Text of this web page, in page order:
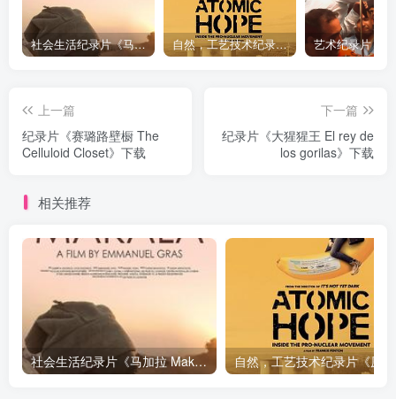
社会生活纪录片《马加拉 Makala》下载 自然，工艺技术纪录片《原子能的希望 Atomic Hope – Inside the Pro-Nuclear Movement》下载
上一篇
纪录片《赛璐路壁橱 The
Celluloid Closet》下载
下一篇
纪录片《大猩猩王 El rey de
los gorilas》下载
相关推荐
社会生活纪录片《马加拉 Makala》下载